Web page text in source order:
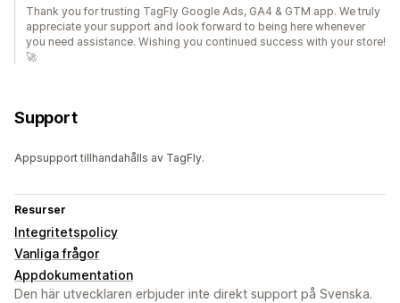
Thank you for trusting TagFly Google Ads, GA4 & GTM app. We truly
appreciate your support and look forward to being here whenever
you need assistance. Wishing you continued success with your store!
🚀
Support
Appsupport tillhandahålls av TagFly.
Resurser
Integritetspolicy
Vanliga frågor
Appdokumentation
Den här utvecklaren erbjuder inte direkt support på Svenska.